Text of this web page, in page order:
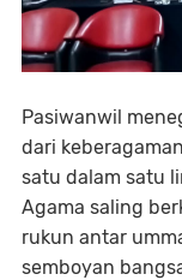
Pasiwanwil
dari
satu dalam satu
Agama saling
rukun antar
semboyan